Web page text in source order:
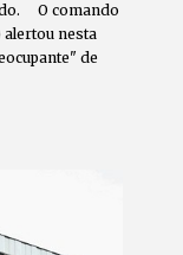
O comando
alertou nesta
de